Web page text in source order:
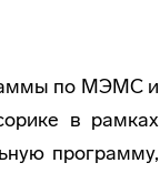
по МЭМС и
в рамках
программу,